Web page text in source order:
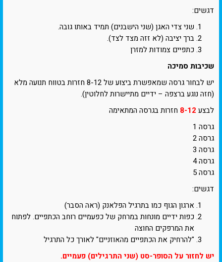
דגשים:
שני צדי האגן (שני הישבנים) תמיד באותו גובה.
ברך יציבה (לא זזה מצד לצד).
כתפיים צמודות למזרן
שכיבות סמיכה
יש לבחור גרסה שמאפשרת ביצוע של 8-12 חזרות בטווח תנועה מלא
(חזה נוגע ברצפה – ידיים מתיישרות לחלוטין).
לבצע 8-12 חזרות בגרסה המתאימה
גרסה 1
גרסה 2
גרסה 3
גרסה 4
גרסה 5
דגשים:
ארגון הגוף כמו בתרגיל הפלאנק (ראה הסבר)
כפות ידיים מונחות במרחק של כפעמיים רוחב הכתפיים. לפתוח
את המרפקים החוצה
"להרחיק את הכתפיים מהאוזניים" לאורך כל התרגיל
יש לחזור על הסופר-סט (שני התרגילים) פעמיים.